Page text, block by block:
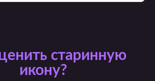
старинную
икону?